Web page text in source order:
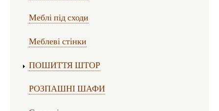
Меблі під сходи
Меблеві стінки
ПОШИТТЯ ШТОР
РОЗПАШНІ ШАФИ